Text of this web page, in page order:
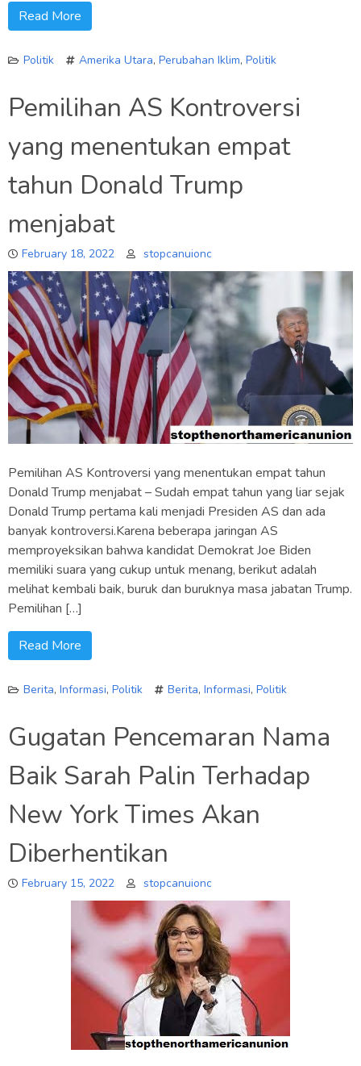
Read More
Politik Amerika Utara, Perubahan Iklim, Politik
Pemilihan AS Kontroversi
yang menentukan empat
tahun Donald Trump
menjabat
February 18, 2022 stopcanuionc
Pemilihan AS Kontroversi yang menentukan empat tahun
Donald Trump menjabat – Sudah empat tahun yang liar sejak
Donald Trump pertama kali menjadi Presiden AS dan ada
banyak kontroversi.Karena beberapa jaringan AS
memproyeksikan bahwa kandidat Demokrat Joe Biden
memiliki suara yang cukup untuk menang, berikut adalah
melihat kembali baik, buruk dan buruknya masa jabatan Trump.
Pemilihan […]
Read More
Berita, Informasi, Politik Berita, Informasi, Politik
Gugatan Pencemaran Nama
Baik Sarah Palin Terhadap
New York Times Akan
Diberhentikan
February 15, 2022 stopcanuionc